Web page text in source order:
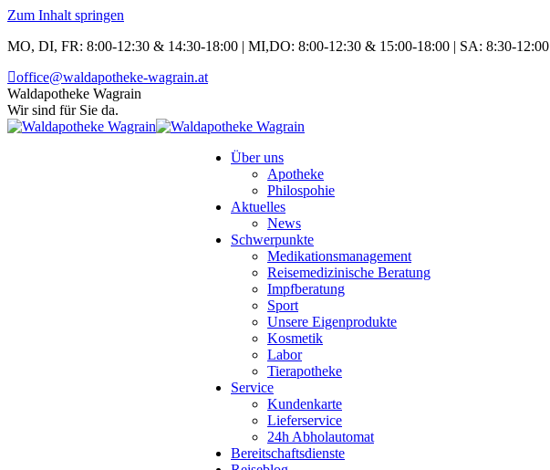
Zum Inhalt springen
MO, DI, FR: 8:00-12:30 & 14:30-18:00 | MI,DO: 8:00-12:30 & 15:00-18:00 | SA: 8:30-12:00
office@waldapotheke-wagrain.at
Waldapotheke Wagrain
Wir sind für Sie da.
Über uns
Apotheke
Philospohie
Aktuelles
News
Schwerpunkte
Medikationsmanagement
Reisemedizinische Beratung
Impfberatung
Sport
Unsere Eigenprodukte
Kosmetik
Labor
Tierapotheke
Service
Kundenkarte
Lieferservice
24h Abholautomat
Bereitschaftsdienste